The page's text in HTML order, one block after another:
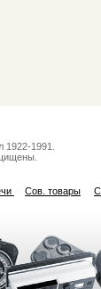
1922-1991.
Сов. товары